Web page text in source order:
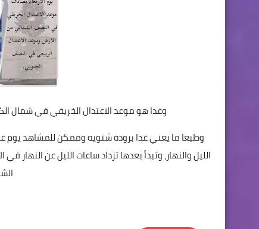
وغدا هو موعد الاعتدال الخريفي في شمال الكرة
وطبعا ما يعني غدا برودة شتويه وممكن للمشاهد
الليل والنهار، وتبدأ بعدها تزداد ساعات الليل عن النهار في